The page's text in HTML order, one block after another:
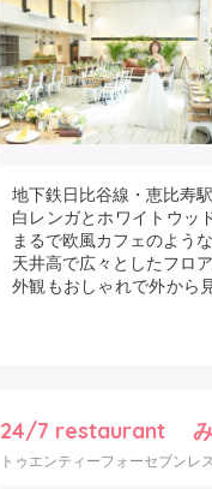
地下鉄日比谷線・恵比寿
白レンガとホワイトウッ
まるで欧風カフェのよう
天井高で広々としたフロ
外観もおしゃれで外から
24/7 restaurant み
トゥエンティーフォーセブンレ